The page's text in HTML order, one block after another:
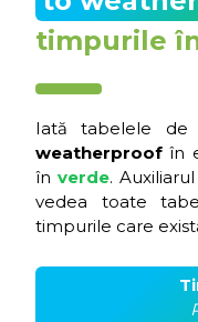
timpurile
Iată tabelele de
weatherproof în
înverde.
vedea toate
timpurile care